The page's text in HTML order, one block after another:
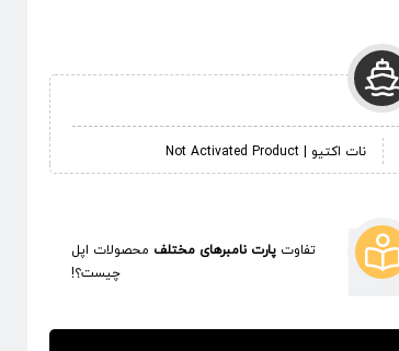
نات اکتیو | Not Activated Product
تفاوت پارت نامبرهای مختلف محصولات اپل
چیست؟!